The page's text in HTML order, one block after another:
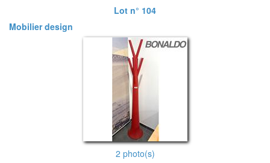
Lot n° 104
Mobilier design
2 photo(s)